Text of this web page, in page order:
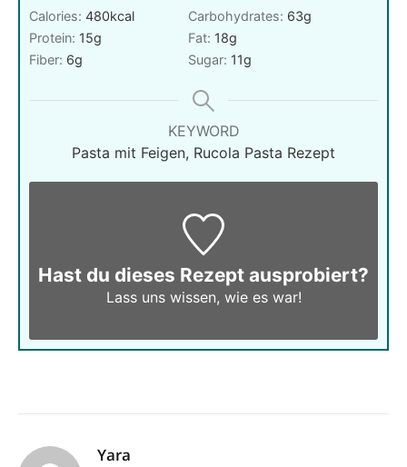
Calories: 480kcal Carbohydrates: 63g
Protein: 15g Fat: 18g
Fiber: 6g Sugar: 11g
KEYWORD
Pasta mit Feigen, Rucola Pasta Rezept
Hast du dieses Rezept ausprobiert?
Lass uns wissen, wie es war!
Yara